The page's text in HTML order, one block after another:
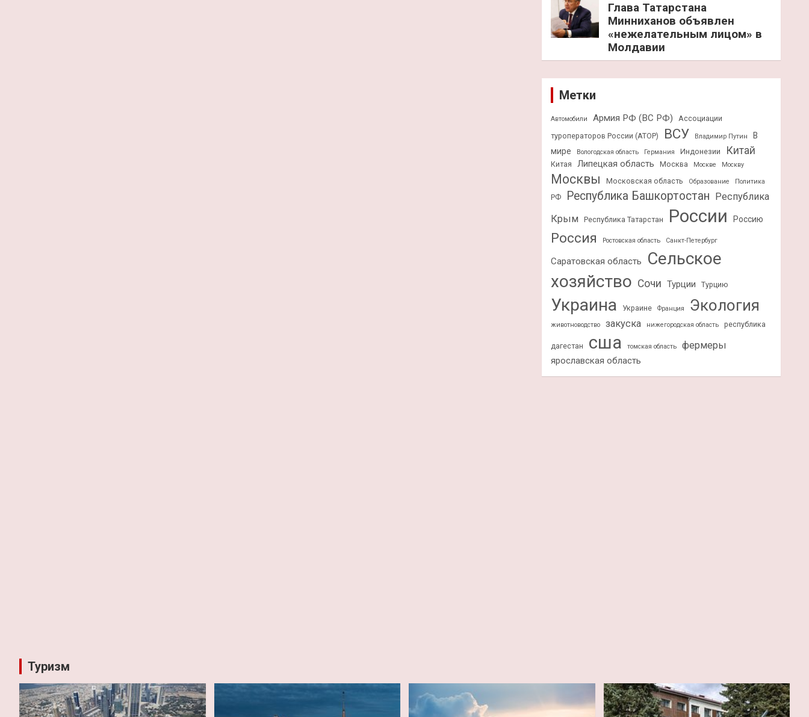
Глава Татарстана
Минниханов объявлен
«нежелательным лицом» в
Молдавии
Метки
Автомобили Армия РФ (ВС РФ)
Ассоциации
туроператоров России (АТОР)
ВСУ Владимир Путин
В
мире
Вологодская область Германия Индонезии Китай
Китая Липецкая область Москва Москве Москву
Москвы Московская область Образование Политика
РФ Республика Башкортостан Республика
Крым
Республика Татарстан России Россию
Россия Ростовская область Санкт-Петербург
Саратовская область
Сельское
хозяйство Сочи Турции Турцию
Украина Украине Франция Экология
животноводство закуска нижегородская область республика
дагестан сша томская область фермеры
ярославская область
Туризм